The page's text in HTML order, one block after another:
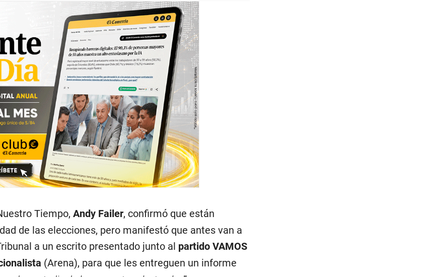
Tiempo, Andy Failer, confirmó que están
de las elecciones, pero manifestó que antes van a
a un escrito presentado junto al partido VAMOS
(Arena), para que les entreguen un informe